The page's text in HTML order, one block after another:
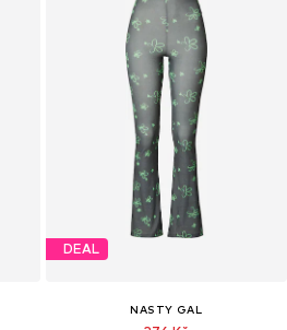
DEAL
NASTY GAL